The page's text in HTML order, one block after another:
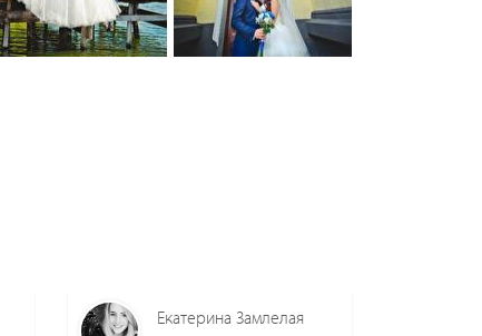
Екатерина Замлелая